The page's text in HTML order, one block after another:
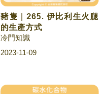
豬隻｜265. 伊比利生火腿
的生產方式
冷門知識
2023-11-09